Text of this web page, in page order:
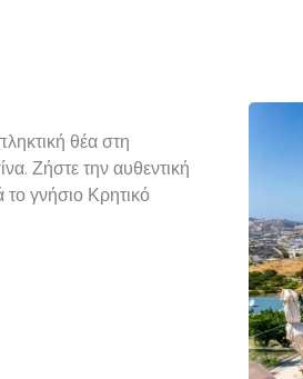
θέα στη
Ζήστε την αυθεντική
γνήσιο Κρητικό